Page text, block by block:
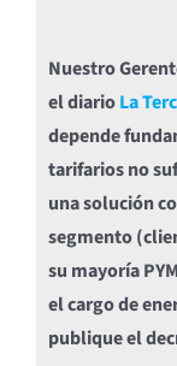
Nuestro
el diarioLa
depende
tarifarios no
una solución
segmento
su mayoría
el cargo de
publique el